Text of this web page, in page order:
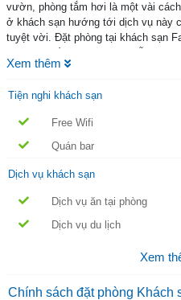
vườn, phòng tắm hơi là một vài
ở khách sạn hướng tới dịch vụ này
tuyệt vời. Đặt phòng tại khách sạn
nhập ngày đến, đi của bạn và nhấn
Xem thêm
Tiện nghi khách sạn
Free Wifi
Quán bar
Dịch vụ khách sạn
Dịch vụ ăn tại phòng
Dịch vụ du lịch
Xem
Chính sách đặt phòng Khách